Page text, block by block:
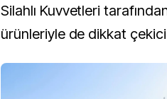
Silahlı Kuvvetleri
ürünleriyle de dikkat